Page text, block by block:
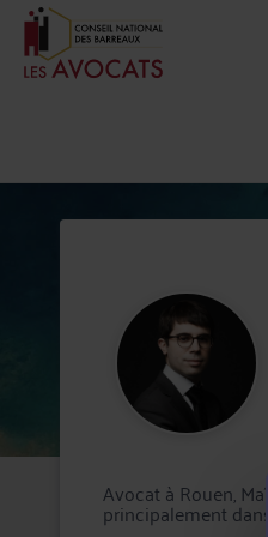
Avocat à Rouen,
principalement